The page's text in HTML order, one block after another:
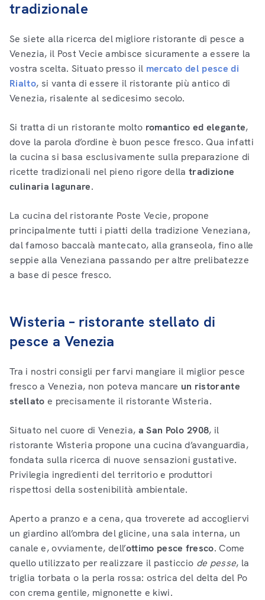
tradizionale
Se siete alla ricerca del migliore ristorante di pesce a
Venezia, il Post Vecie ambisce sicuramente a essere la
vostra scelta. Situato presso il mercato del pesce di
Rialto, si vanta di essere il ristorante più antico di
Venezia, risalente al sedicesimo secolo.
Si tratta di un ristorante molto romantico ed elegante,
dove la parola d’ordine è buon pesce fresco. Qua infatti
la cucina si basa esclusivamente sulla preparazione di
ricette tradizionali nel pieno rigore dellatradizione
culinaria lagunare.
La cucina del ristorante Poste Vecie, propone
principalmente tutti i piatti della tradizione Veneziana,
dal famoso baccalà mantecato, alla granseola, fino alle
seppie alla Veneziana passando per altre prelibatezze
a base di pesce fresco.
Wisteria – ristorante stellato di
pesce a Venezia
Tra i nostri consigli per farvi mangiare il miglior pesce
fresco a Venezia, non poteva mancare un ristorante
stellato e precisamente il ristorante Wisteria.
Situato nel cuore di Venezia, a San Polo 2908, il
ristorante Wisteria propone una cucina d’avanguardia,
fondata sulla ricerca di nuove sensazioni gustative.
Privilegia ingredienti del territorio e produttori
rispettosi della sostenibilità ambientale.
Aperto a pranzo e a cena, qua troverete ad accogliervi
un giardino all’ombra del glicine, una sala interna, un
canale e, ovviamente, dell’ottimo pesce fresco. Come
quello utilizzato per realizzare il pasticcio de pesse, la
triglia torbata o la perla rossa: ostrica del delta del Po
con crema gentile, mignonette e kiwi.